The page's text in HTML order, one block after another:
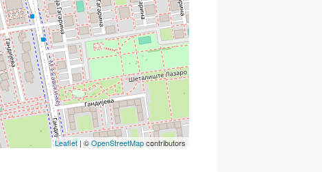
Leaflet| ©OpenStreetMapcontributors